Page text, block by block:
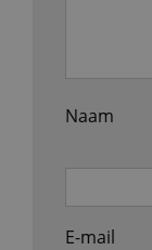
Naam
E-mail